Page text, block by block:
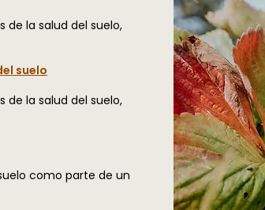
de la salud del suelo,
suelo
de la salud del suelo,
como parte de un